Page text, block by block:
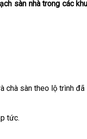
sàn nhà trong các
chà sàn theo lộ trình đã
tức.